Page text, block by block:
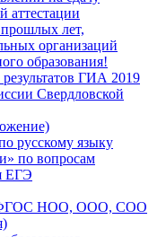
аттестации
лет,
организаций
образования!
ГИА 2019
Свердловской
русскому языку
по вопросам
ЕГЭ
ФГОС НОО, ООО, СОО